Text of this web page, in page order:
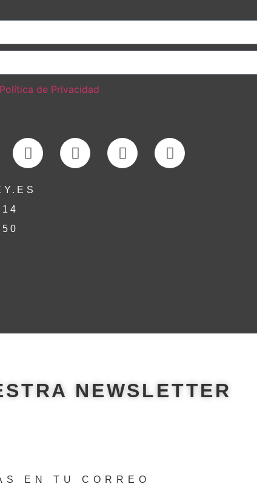
Política de Privacidad
NEWSLETTER
EN TU CORREO